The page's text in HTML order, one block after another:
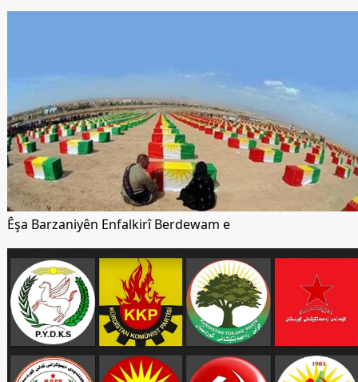
Êşa Barzaniyên Enfalkirî Berdewam e